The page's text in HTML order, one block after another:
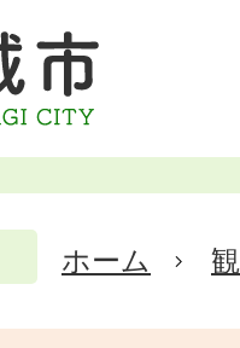
ホーム